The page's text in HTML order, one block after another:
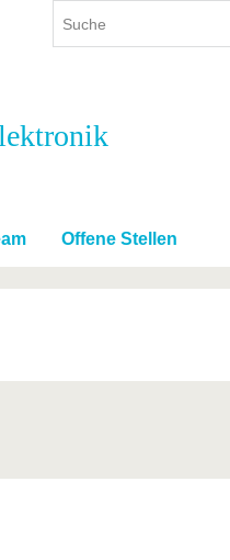
Weiterbildung
Offene Stellen